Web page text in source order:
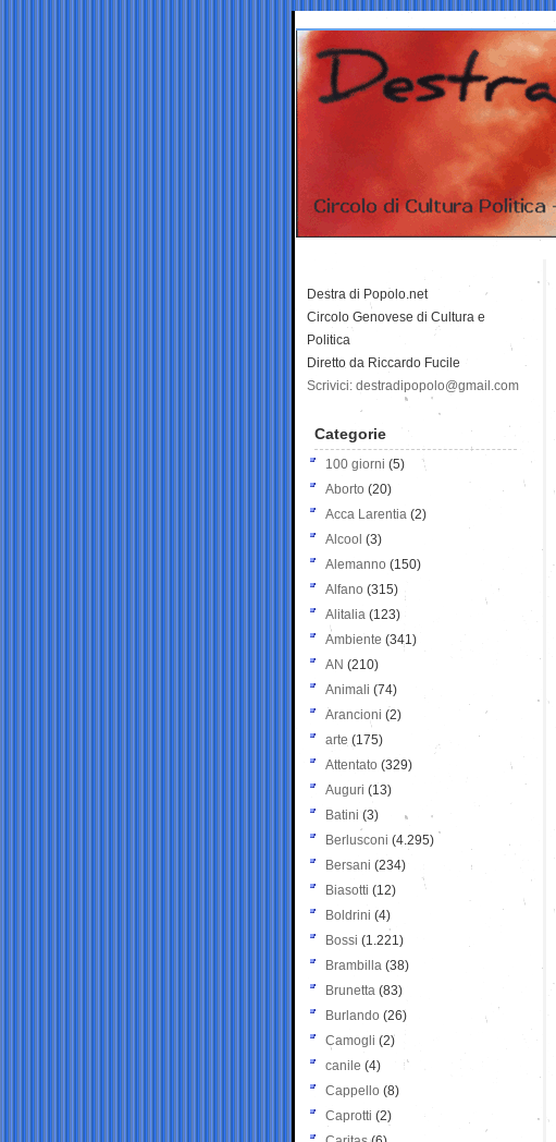
Destra di Popolo.net
Circolo Genovese di Cultura e
Politica
Diretto da Riccardo Fucile
Scrivici: destradipopolo@gmail.com
Categorie
100 giorni (5)
Aborto (20)
Acca Larentia (2)
Alcool (3)
Alemanno (150)
Alfano (315)
Alitalia (123)
Ambiente (341)
AN (210)
Animali (74)
Arancioni (2)
arte (175)
Attentato (329)
Auguri (13)
Batini (3)
Berlusconi (4.295)
Bersani (234)
Biasotti (12)
Boldrini (4)
Bossi (1.221)
Brambilla (38)
Brunetta (83)
Burlando (26)
Camogli (2)
canile (4)
Cappello (8)
Caprotti (2)